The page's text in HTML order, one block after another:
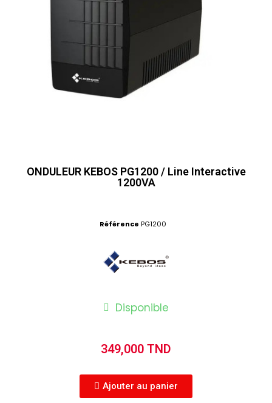
ONDULEUR KEBOS PG1200 / Line Interactive
1200VA
Référence PG1200
Disponible
349,000 TND
Ajouter au panier